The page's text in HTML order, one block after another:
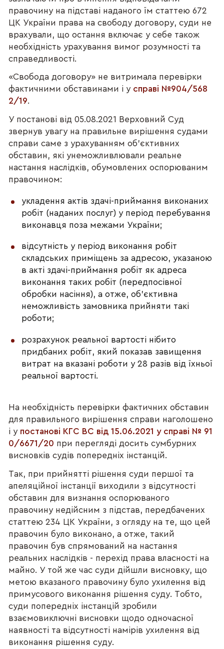
правочину на підставі наданого їм статтею 672
ЦК України права на свободу договору, суди не
врахували, що остання включає у себе також
необхідність урахування вимог розумності та
справедливості.
«Свобода договору» не витримала перевірки
фактичними обставинами і у справі №904/568
2/19.
У постанові від 05.08.2021 Верховний Суд
звернув увагу на правильне вирішення судами
справи саме з урахуванням об'єктивних
обставин, які унеможливлювали реальне
настання наслідків, обумовлених оспорюваним
правочином:
укладення актів здачі-приймання виконаних
робіт (наданих послуг) у період перебування
виконавця поза межами України;
відсутність у період виконання робіт
складських приміщень за адресою, указаною
в акті здачі-приймання робіт як адреса
виконання таких робіт (передпосівної
обробки насіння), а отже, об'єктивна
неможливість замовника прийняти такі
роботи;
розрахунок реальної вартості нібито
придбаних робіт, який показав завищення
витрат на вказані роботи у 28 разів від їхньої
реальної вартості.
На необхідність перевірки фактичних обставин
для правильного вирішення справи наголошено
і у постанові КГС ВС від 15.06.2021 у справі № 91
0/6671/20 при перегляді досить сумбурних
висновків судів попередніх інстанцій.
Так, при прийнятті рішення суди першої та
апеляційної інстанції виходили з відсутності
обставин для визнання оспорюваного
правочину недійсним з підстав, передбачених
статтею 234 ЦК України, з огляду на те, що цей
правочин було виконано, а отже, такий
правочин був спрямований на настання
реальних наслідків - перехід права власності на
майно. У той же час суди дійшли висновку, що
метою вказаного правочину було ухилення від
примусового виконання рішення суду. Тобто,
суди попередніх інстанцій зробили
взаємовиключні висновки щодо одночасної
наявності та відсутності намірів ухилення від
виконання рішення суду.